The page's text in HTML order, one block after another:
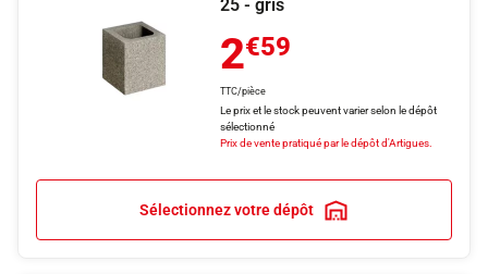
25 - gris
2€59
TTC/pièce
Le prix et le stock peuvent varier selon le dépôt
sélectionné
Prix de vente pratiqué par le dépôt d'Artigues.
Sélectionnez votre dépôt